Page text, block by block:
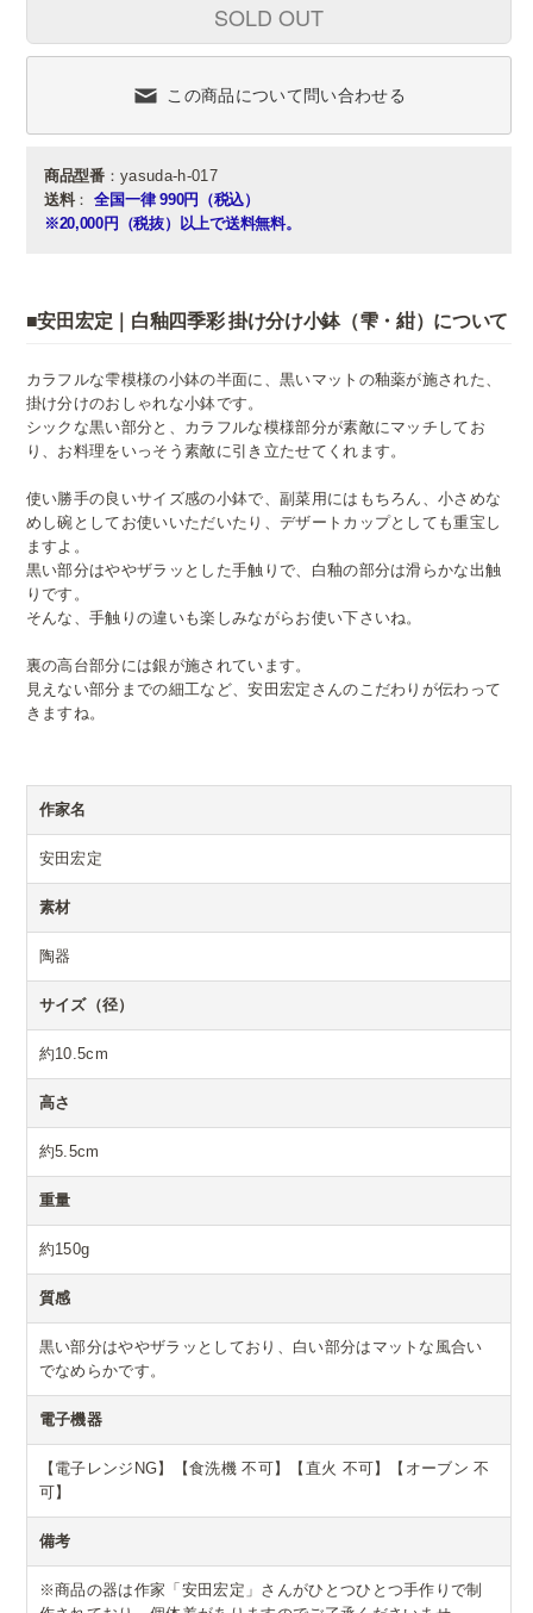
SOLD OUT
この商品について問い合わせる
商品型番：yasuda-h-017
送料： 全国一律 990円（税込）
※20,000円（税抜）以上で送料無料。
■安田宏定｜白釉四季彩 掛け分け小鉢（雫・紺）について
カラフルな雫模様の小鉢の半面に、黒いマットの釉薬が施された、
掛け分けのおしゃれな小鉢です。
シックな黒い部分と、カラフルな模様部分が素敵にマッチしてお
り、お料理をいっそう素敵に引き立たせてくれます。
使い勝手の良いサイズ感の小鉢で、副菜用にはもちろん、小さめな
めし碗としてお使いいただいたり、デザートカップとしても重宝し
ますよ。
黒い部分はややザラッとした手触りで、白釉の部分は滑らかな出触
りです。
そんな、手触りの違いも楽しみながらお使い下さいね。
裏の高台部分には銀が施されています。
見えない部分までの細工など、安田宏定さんのこだわりが伝わって
きますね。
作家名
安田宏定
素材
陶器
サイズ（径）
約10.5cm
高さ
約5.5cm
重量
約150g
質感
黒い部分はややザラッとしており、白い部分はマットな風合い
でなめらかです。
電子機器
【電子レンジNG】【食洗機 不可】【直火 不可】【オーブン 不
可】
備考
※商品の器は作家「安田宏定」さんがひとつひとつ手作りで制